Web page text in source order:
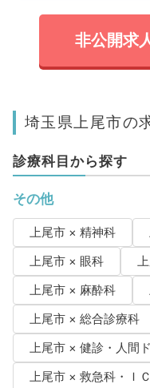
非公開求
埼玉県上尾市の
診療科目から探す
その他
上尾市 × 精神科
上尾市 × 眼科
上尾市 × 麻酔科
上尾市 × 総合診療科
上尾市 × 健診・人間
上尾市 × 救急科・Ｉ